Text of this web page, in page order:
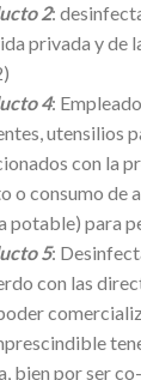
2:
privada y de
4:
utensilios
con la
o consumo de
potable) para
5:
con las
bien por ser